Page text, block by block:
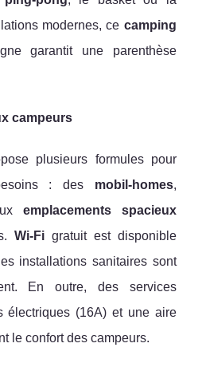
modernes, ce camping
garantit une parenthèse
campeurs
plusieurs formules pour
: des mobil-homes,
emplacements spacieux
Wi-Figratuit est disponible
installations sanitaires sont
En outre, des services
électriques (16A) et une aire
le confort des campeurs.